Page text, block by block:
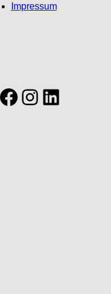
Impressum
Facebook